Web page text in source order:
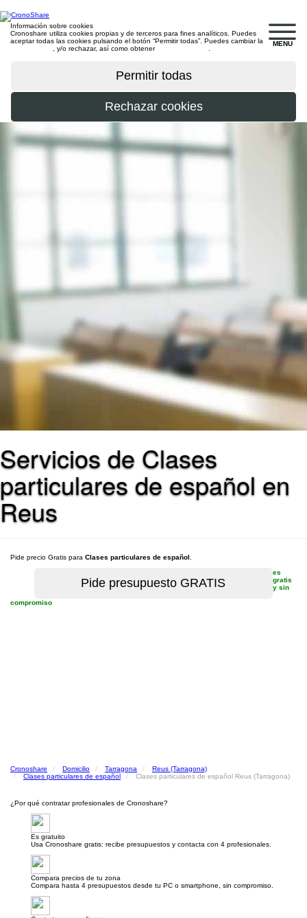
MENU
Información sobre cookies
Cronoshare utiliza cookies propias y de terceros para fines analíticos. Puedes
aceptar todas las cookies pulsando el botón “Permitir todas”. Puedes cambiar la
, y/o rechazar, así como obtener
Servicios de Clases
particulares de español en
Reus
Pide precio Gratis para Clases particulares de español
es
gratis
y sin
compromiso
Cronoshare Domicilio Tarragona
Reus (Tarragona)
Clases particulares de español
Clases particulares de español Reus (Tarragona)
¿Por qué contratar profesionales de Cronoshare?
Es gratuito
Usa Cronoshare gratis: recibe presupuestos y contacta con 4 profesionales.
Compara precios de tu zona
Compara hasta 4 presupuestos desde tu PC o smartphone, sin compromiso.